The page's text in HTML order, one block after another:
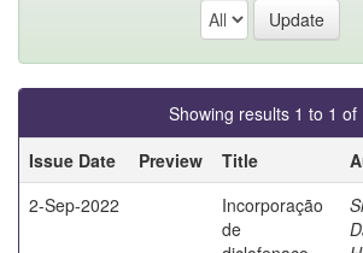
Showing results 1 to 1 of
Issue Date
Preview Title
2-Sep-2022
Incorporação
de